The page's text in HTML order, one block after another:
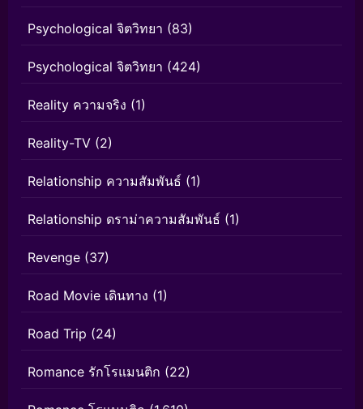
Psychological จิตวิทยา (83)
Psychological จิตวิทยา (424)
Reality ความจริง (1)
Reality-TV (2)
Relationship ความสัมพันธ์ (1)
Relationship ดราม่าความสัมพันธ์ (1)
Revenge (37)
Road Movie เดินทาง (1)
Road Trip (24)
Romance รักโรแมนติก (22)